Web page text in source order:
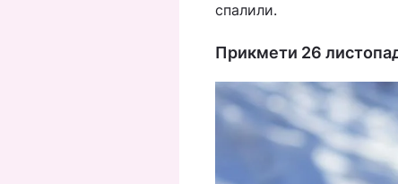
спалили.
Прикмети 26